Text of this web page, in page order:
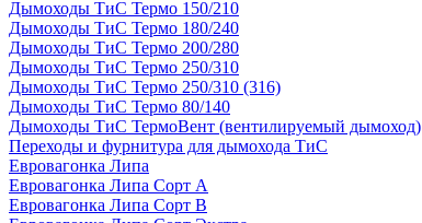
Дымоходы ТиС Термо 150/210
Дымоходы ТиС Термо 180/240
Дымоходы ТиС Термо 200/280
Дымоходы ТиС Термо 250/310
Дымоходы ТиС Термо 250/310 (316)
Дымоходы ТиС Термо 80/140
Дымоходы ТиС ТермоВент (вентилируемый дымоход)
Переходы и фурнитура для дымохода ТиС
Евровагонка Липа
Евровагонка Липа Сорт А
Евровагонка Липа Сорт В